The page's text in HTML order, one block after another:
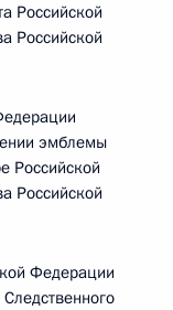
Российской
Российской
эмблемы
Российской
Российской
Федерации